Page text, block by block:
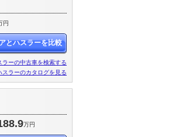
円
とハスラーを比較
ラーの中古車を検索する
スラーのカタログを見る
万円